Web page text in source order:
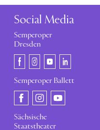
Social Media
Semperoper
Dresden
Semperoper Ballett
Sächsische
Staatstheater